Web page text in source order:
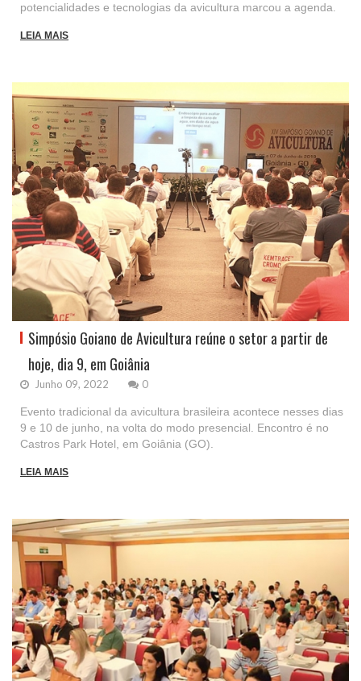
potencialidades e tecnologias da avicultura marcou a agenda.
LEIA MAIS
Simpósio Goiano de Avicultura reúne o setor a partir de
hoje, dia 9, em Goiânia
Junho 09, 2022 0
Evento tradicional da avicultura brasileira acontece nesses dias
9 e 10 de junho, na volta do modo presencial. Encontro é no
Castros Park Hotel, em Goiânia (GO).
LEIA MAIS